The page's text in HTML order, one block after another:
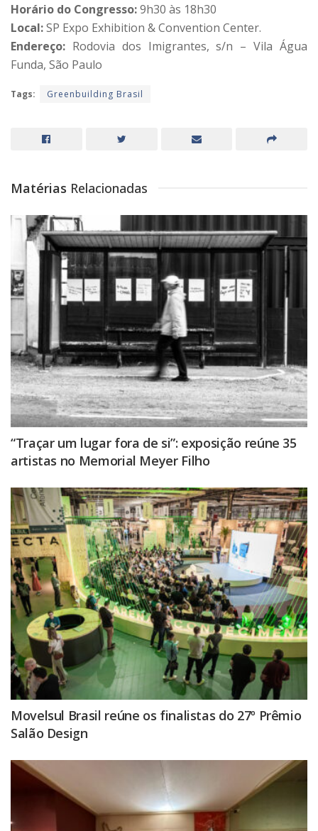
Horário do Congresso:9h30 às 18h30
Local:SP Expo Exhibition & Convention Center.
Endereço: Rodovia dos Imigrantes, s/n – Vila Água
Funda, São Paulo
Tags: Greenbuilding Brasil
Matérias Relacionadas
“Traçar um lugar fora de si”: exposição reúne 35
artistas no Memorial Meyer Filho
Movelsul Brasil reúne os finalistas do 27º Prêmio
Salão Design